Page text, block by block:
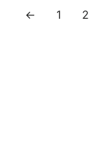
← 1 2